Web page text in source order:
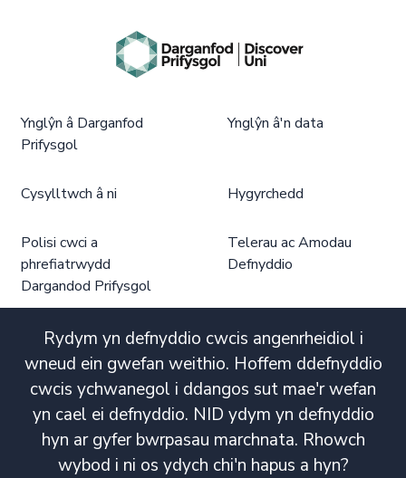
Rydym yn defnyddio cwcis angenrheidiol i
wneud ein gwefan weithio. Hoffem ddefnyddio
cwcis ychwanegol i ddangos sut mae'r wefan
yn cael ei defnyddio. NID ydym yn defnyddio
hyn ar gyfer bwrpasau marchnata. Rhowch
wybod i ni os ydych chi'n hapus a hyn?
Ynglŷn â Darganfod
Prifysgol
Ynglŷn â'n data
Cysylltwch â ni Hygyrchedd
Polisi cwci a
phrefiatrwydd
Dargandod Prifysgol
Telerau ac Amodau
Defnyddio